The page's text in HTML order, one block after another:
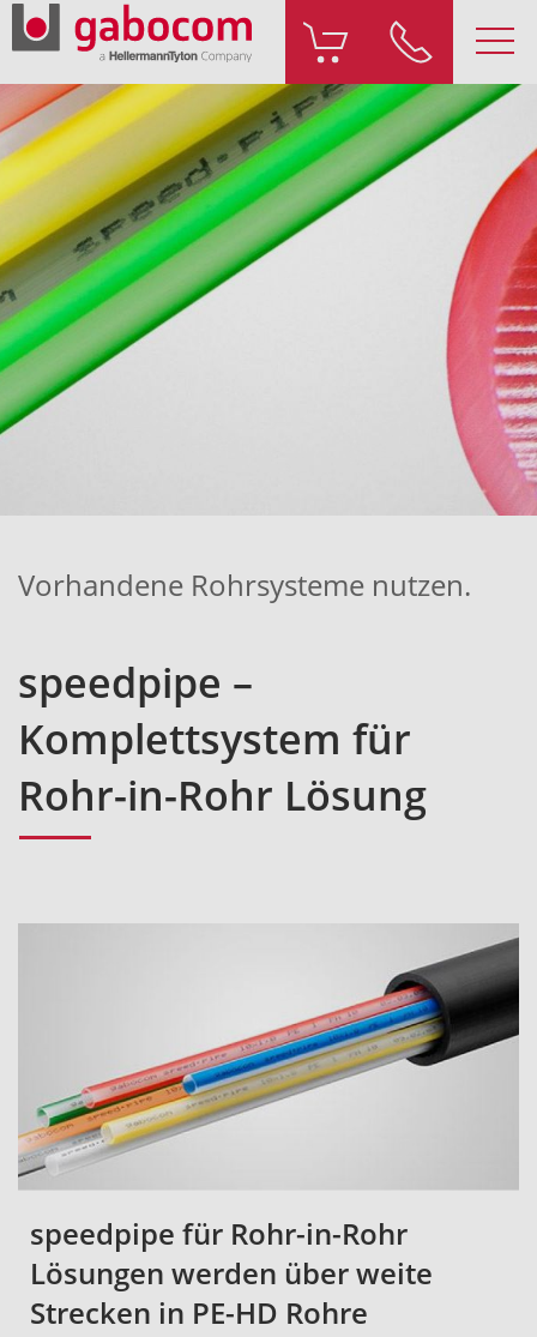
Vorhandene Rohrsysteme nutzen.
speedpipe –
Komplettsystem für
Rohr-in-Rohr Lösung
speedpipe für Rohr-in-Rohr
Lösungen werden über weite
Strecken in PE-HD Rohre